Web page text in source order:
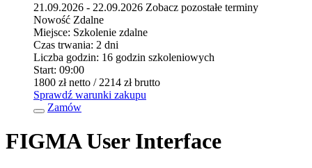
21.09.2026 - 22.09.2026 Zobacz pozostałe terminy
Nowość Zdalne
Miejsce: Szkolenie zdalne
Czas trwania: 2 dni
Liczba godzin: 16 godzin szkoleniowych
Start: 09:00
1800 złnetto / 2214 złbrutto
Sprawdź warunki zakupu
Zamów
FIGMA User Interface